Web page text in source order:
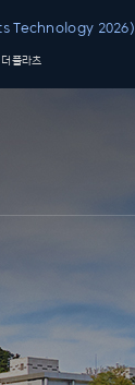
Technology 2026)
플라츠